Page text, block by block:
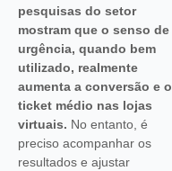
pesquisas do setor
mostram que o senso de
urgência, quando bem
utilizado, realmente
aumenta a conversão e o
ticket médio nas lojas
virtuais. No entanto, é
preciso acompanhar os
resultados e ajustar